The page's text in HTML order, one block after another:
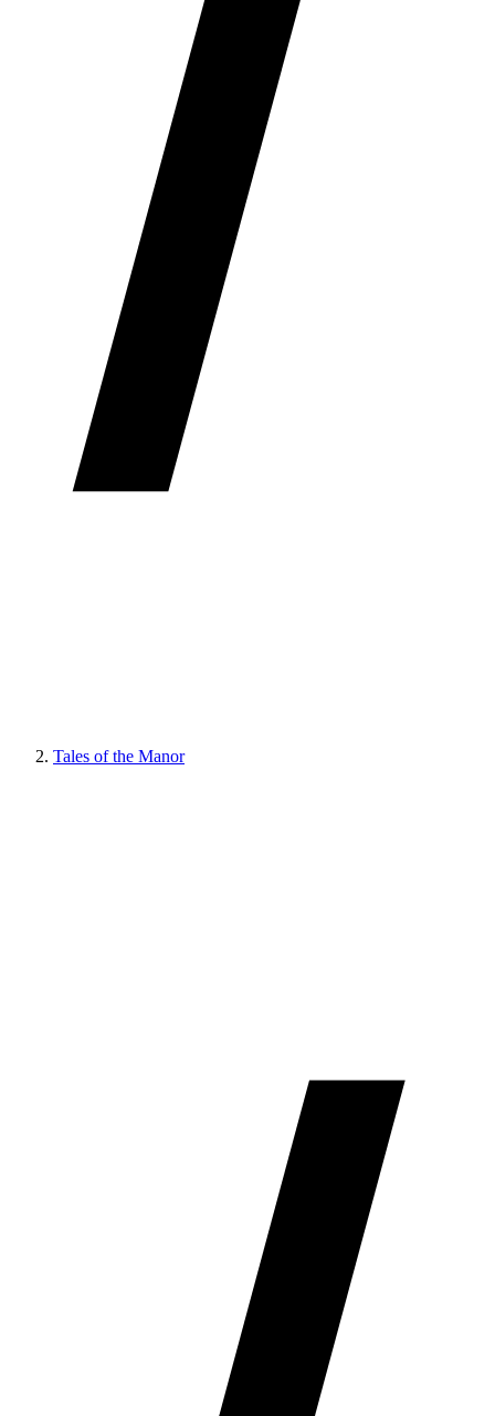
Tales of the Manor